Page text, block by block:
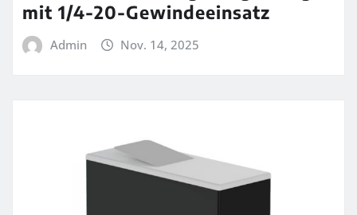
mit 1/4-20-Gewindeeinsatz
Admin Nov. 14, 2025